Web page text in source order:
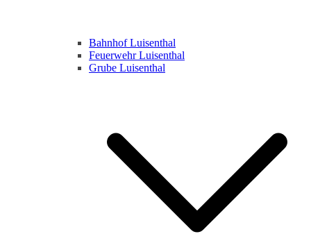
Bahnhof Luisenthal
Feuerwehr Luisenthal
Grube Luisenthal